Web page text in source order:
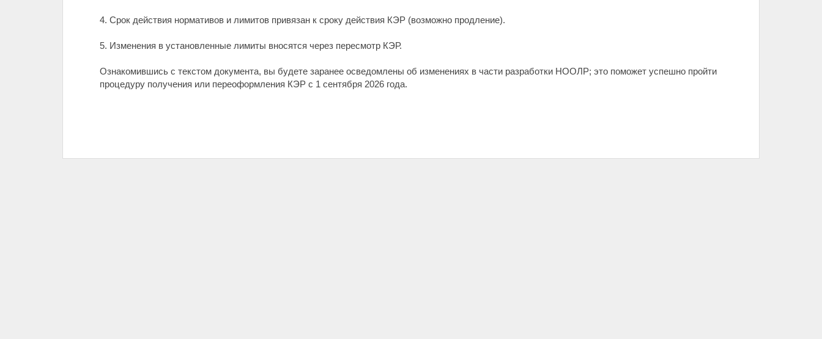
4. Срок действия нормативов и лимитов привязан к сроку действия КЭР (возможно продление).
5. Изменения в установленные лимиты вносятся через пересмотр КЭР.
Ознакомившись с текстом документа, вы будете заранее осведомлены об изменениях в части разработки НООЛР; это поможет успешно пройти
процедуру получения или переоформления КЭР с 1 сентября 2026 года.